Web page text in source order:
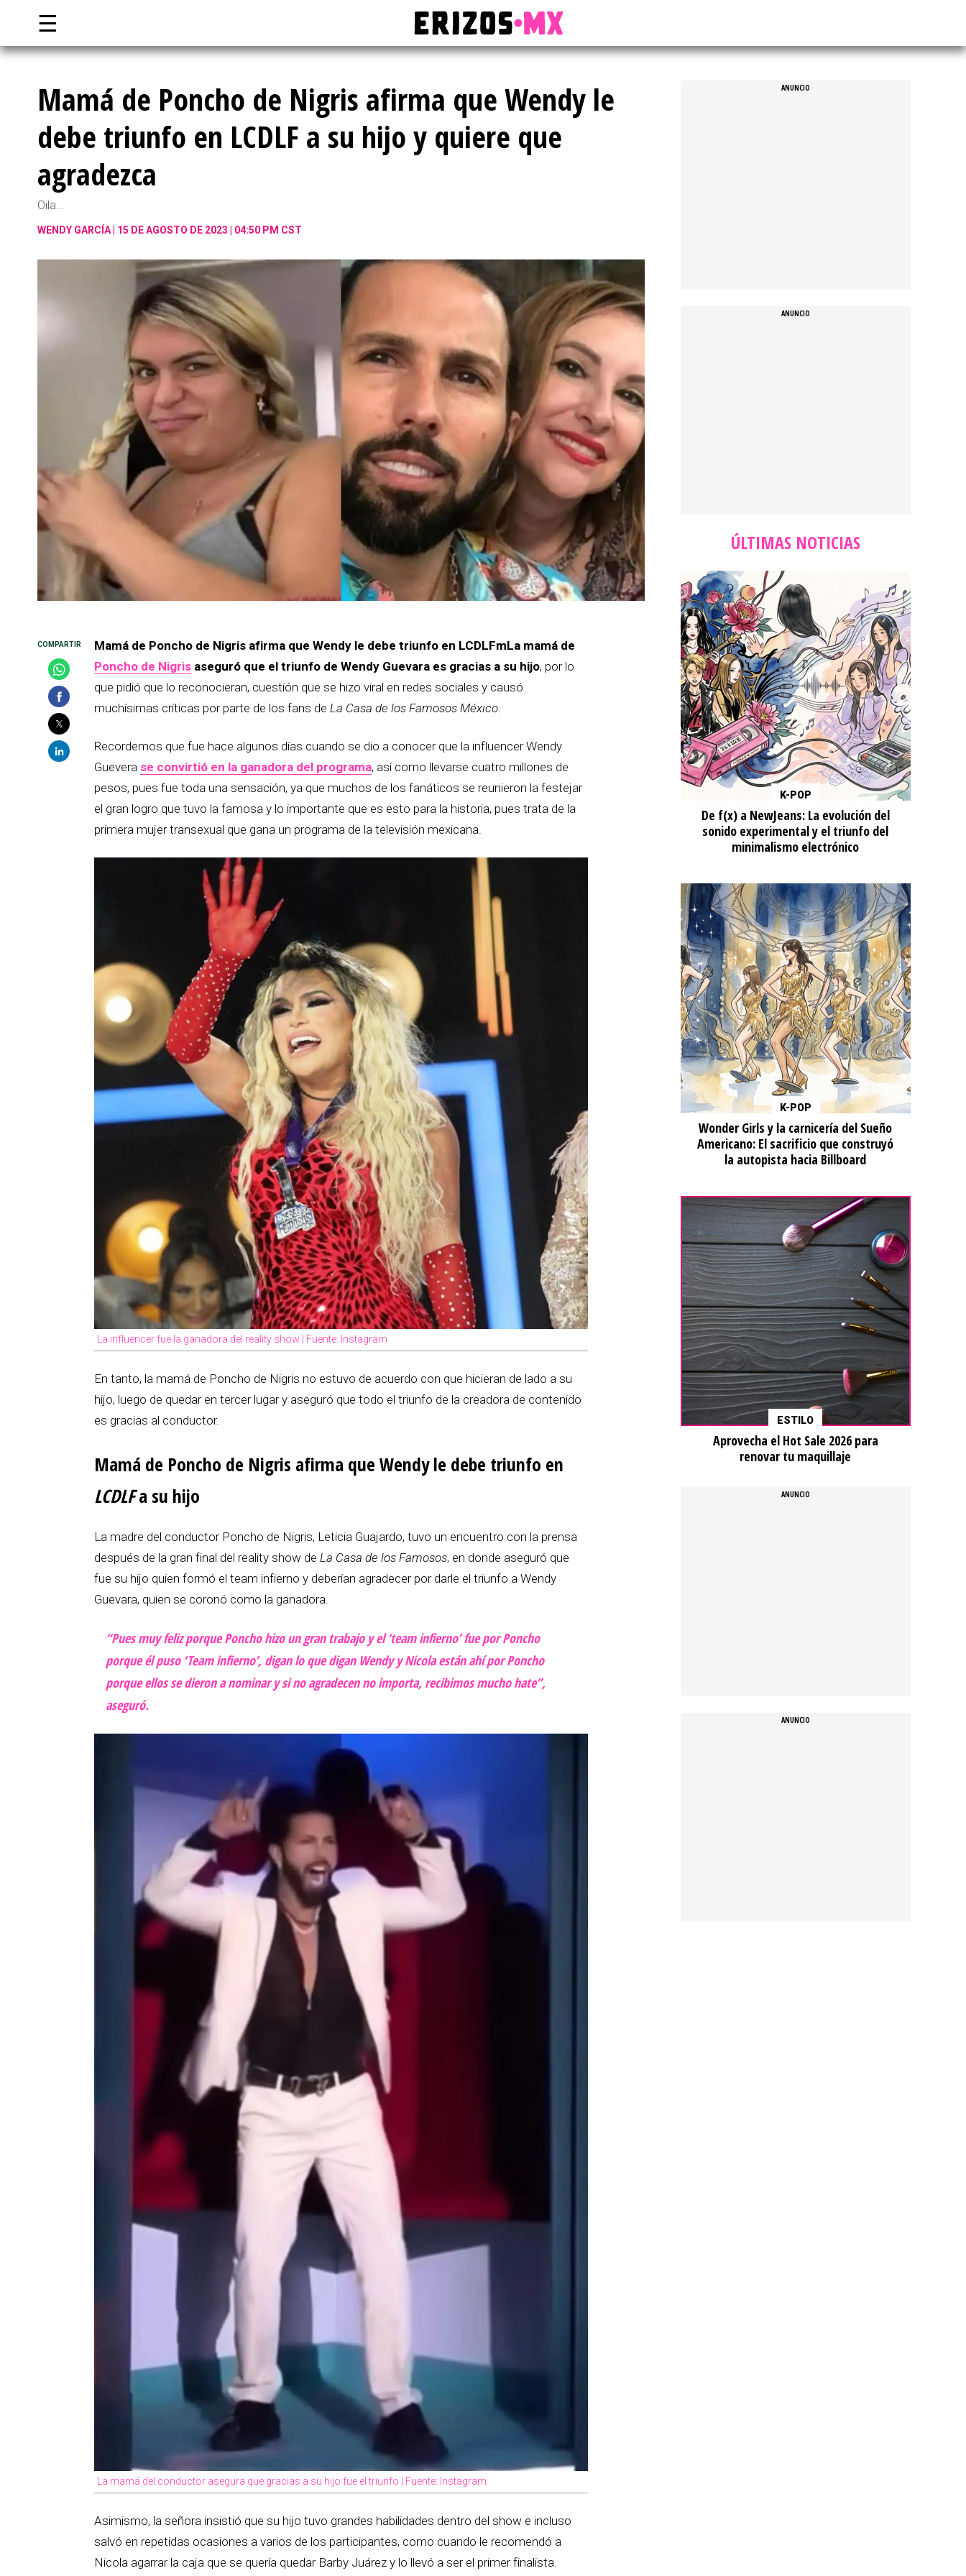
☰
Mamá de Poncho de Nigris afirma que Wendy le
debe triunfo en LCDLF a su hijo y quiere que
agradezca
Oila...
WENDY GARCÍA 15 DE AGOSTO DE 2023 | 04:50 PM CST
Mamá de Poncho de Nigris afirma que Wendy le debe triunfo en LCDLFmLa mamá de
Poncho de Nigris aseguró que el triunfo de Wendy Guevara es gracias a su hijo, por lo
que pidió que lo reconocieran, cuestión que se hizo viral en redes sociales y causó
muchísimas críticas por parte de los fans de La Casa de los Famosos México.
Recordemos que fue hace algunos días cuando se dio a conocer que la influencer Wendy
Guevera se convirtió en la ganadora del programa, así como llevarse cuatro millones de
pesos, pues fue toda una sensación, ya que muchos de los fanáticos se reunieron la festejar
el gran logro que tuvo la famosa y lo importante que es esto para la historia, pues trata de la
primera mujer transexual que gana un programa de la televisión mexicana.
La influencer fue la ganadora del reality show | Fuente: Instagram
En tanto, la mamá de Poncho de Nigris no estuvo de acuerdo con que hicieran de lado a su
hijo, luego de quedar en tercer lugar y aseguró que todo el triunfo de la creadora de contenido
es gracias al conductor.
Mamá de Poncho de Nigris afirma que Wendy le debe triunfo en
LCDLFa su hijo
La madre del conductor Poncho de Nigris, Leticia Guajardo, tuvo un encuentro con la prensa
después de la gran final del reality show de La Casa de los Famosos, en donde aseguró que
fue su hijo quien formó el team infierno y deberían agradecer por darle el triunfo a Wendy
Guevara, quien se coronó como la ganadora.
“Pues muy feliz porque Poncho hizo un gran trabajo y el ‘team infierno’ fue por Poncho
porque él puso ‘Team infierno’, digan lo que digan Wendy y Nicola están ahí por Poncho
porque ellos se dieron a nominar y si no agradecen no importa, recibimos mucho hate”,
aseguró.
La mamá del conductor asegura que gracias a su hijo fue el triunfo | Fuente: Instagram
Asimismo, la señora insistió que su hijo tuvo grandes habilidades dentro del show e incluso
salvó en repetidas ocasiones a varios de los participantes, como cuando le recomendó a
Nicola agarrar la caja que se quería quedar Barby Juárez y lo llevó a ser el primer finalista.
ÚLTIMAS NOTICIAS
K-POP
De f(x) a NewJeans: La evolución del
sonido experimental y el triunfo del
minimalismo electrónico
K-POP
Wonder Girls y la carnicería del Sueño
Americano: El sacrificio que construyó
la autopista hacia Billboard
ESTILO
Aprovecha el Hot Sale 2026 para
renovar tu maquillaje